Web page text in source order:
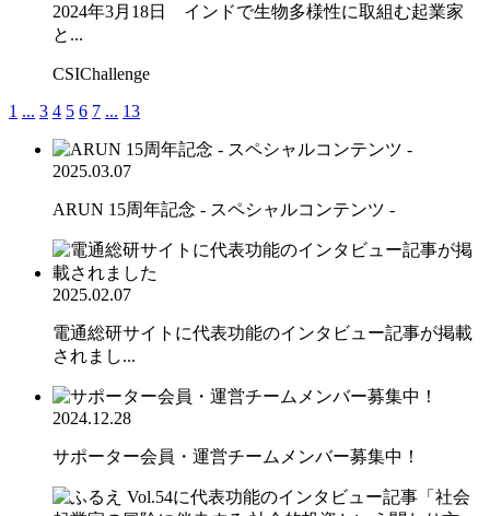
2024年3月18日 インドで生物多様性に取組む起業家
と...
CSIChallenge
1 ... 3 4 5 6 7 ... 13
2025.03.07
ARUN 15周年記念 - スペシャルコンテンツ -
2025.02.07
電通総研サイトに代表功能のインタビュー記事が掲載
されまし...
2024.12.28
サポーター会員・運営チームメンバー募集中！